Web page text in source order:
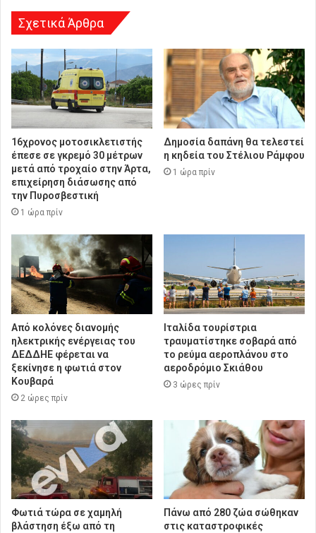
Σχετικά Άρθρα
16χρονος μοτοσικλετιστής
έπεσε σε γκρεμό 30 μέτρων
μετά από τροχαίο στην Άρτα,
επιχείρηση διάσωσης από
την Πυροσβεστική
1 ώρα πρίν
Δημοσία δαπάνη θα τελεστεί
η κηδεία του Στέλιου Ράμφου
1 ώρα πρίν
Από κολόνες διανομής
ηλεκτρικής ενέργειας του
ΔΕΔΔΗΕ φέρεται να
ξεκίνησε η φωτιά στον
Κουβαρά
2 ώρες πρίν
Ιταλίδα τουρίστρια
τραυματίστηκε σοβαρά από
το ρεύμα αεροπλάνου στο
αεροδρόμιο Σκιάθου
3 ώρες πρίν
Φωτιά τώρα σε χαμηλή
βλάστηση έξω από τη
Πάνω από 280 ζώα σώθηκαν
στις καταστροφικές